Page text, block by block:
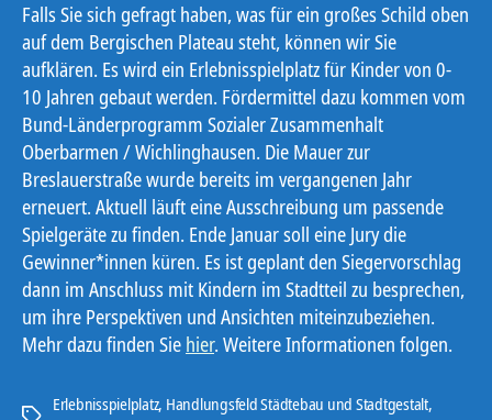
Falls Sie sich gefragt haben, was für ein großes Schild oben
auf dem Bergischen Plateau steht, können wir Sie
aufklären. Es wird ein Erlebnisspielplatz für Kinder von 0-
10 Jahren gebaut werden. Fördermittel dazu kommen vom
Bund-Länderprogramm Sozialer Zusammenhalt
Oberbarmen / Wichlinghausen. Die Mauer zur
Breslauerstraße wurde bereits im vergangenen Jahr
erneuert. Aktuell läuft eine Ausschreibung um passende
Spielgeräte zu finden. Ende Januar soll eine Jury die
Gewinner*innen küren. Es ist geplant den Siegervorschlag
dann im Anschluss mit Kindern im Stadtteil zu besprechen,
um ihre Perspektiven und Ansichten miteinzubeziehen.
Mehr dazu finden Sie hier. Weitere Informationen folgen.
Erlebnisspielplatz, Handlungsfeld Städtebau und Stadtgestalt,